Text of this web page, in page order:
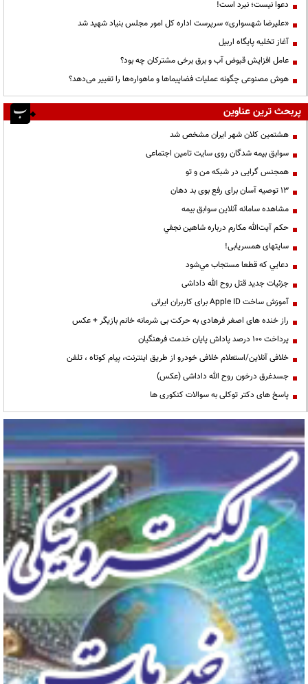
دعوا نیست؛ نبرد است!
«علیرضا شهسواری» سرپرست اداره کل امور مجلس بنیاد شهید شد
آغاز تخلیه پایگاه اربیل
عامل افزایش قبوض آب و برق برخی مشترکان چه بود؟
هوش مصنوعی چگونه عملیات فضاپیماها و ماهواره‌ها را تغییر می‌دهد؟
پربحث ترین عناوین
هشتمین کلان شهر ایران مشخص شد
سوابق بیمه شدگان روی سایت تامین اجتماعی
همجنس گرایی در شبکه من و تو
13 توصیه آسان برای رفع بوی بد دهان
مشاهده سامانه آنلاين سوابق بیمه
حكم آيت‌الله مكارم درباره شاهين نجفي
سایتهای همسریابی!
دعايي كه قطعا مستجاب مي‌شود
جزئیات جدید قتل روح الله داداشی
آموزش ساخت Apple ID برای کاربران ایرانی
راز خنده های اصغر فرهادی به حرکت بی شرمانه خانم بازیگر + عکس
پرداخت ۱۰۰ درصد پاداش پایان خدمت فرهنگیان
خلافی آنلاین/استعلام خلافی خودرو از طریق اینترنت، پیام کوتاه ، تلفن
جسدغرق درخون روح الله داداشی (عکس)
پاسخ های دکتر توکلی به سوالات کنکوری ها